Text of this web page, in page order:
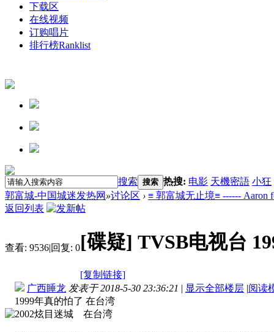
下载区
在线视频
订购唱片
排行榜Ranklist
搜索 搜索 热搜: 电影 天機密語 小狂
郭富城-中国城迷发热网 »讨论区 › ≡ 郭富城无止境≡ ------ Aaron
返回列表
查看: 9536|回复: 0[碟疑] TVSB电视台
[复制链接]
广西睡龙 发表于 2018-5-30 23:36:21 | 显示全部楼层 |阅读
1999年真的怕了 在台湾
2002炫目迷城 在台湾